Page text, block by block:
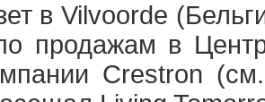
в Vilvoorde
продажам в
Crestron